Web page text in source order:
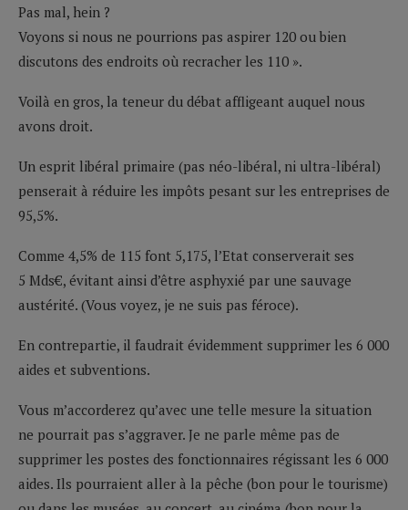
Pas mal, hein ?
Voyons si nous ne pourrions pas aspirer 120 ou bien
discutons des endroits où recracher les 110 ».
Voilà en gros, la teneur du débat affligeant auquel nous
avons droit.
Un esprit libéral primaire (pas néo-libéral, ni ultra-libéral)
penserait à réduire les impôts pesant sur les entreprises de
95,5%.
Comme 4,5% de 115 font 5,175, l’Etat conserverait ses
5 Mds€, évitant ainsi d’être asphyxié par une sauvage
austérité. (Vous voyez, je ne suis pas féroce).
En contrepartie, il faudrait évidemment supprimer les 6 000
aides et subventions.
Vous m’accorderez qu’avec une telle mesure la situation
ne pourrait pas s’aggraver. Je ne parle même pas de
supprimer les postes des fonctionnaires régissant les 6 000
aides. Ils pourraient aller à la pêche (bon pour le tourisme)